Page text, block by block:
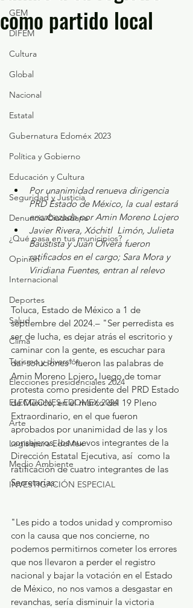
GEM
DIFEM
Cultura
Global
Nacional
Estatal
Gubernatura Edoméx 2023
Política y Gobierno
Educación y Cultura
Seguridad y Justicia
Denuncia Ciudadana
¿Qué pasa en tus municipios?
Opinión
Internacional
Deportes
Salud
Clima
Turismo y diversión
Elecciones presidenciales 2024
ELECCIONES EDOMEX 2024
Arte
Legislatura EdoMéx
Medio Ambiente
INVESTIGACIÓN ESPECIAL
como partido local
Por unanimidad renueva dirigencia
PRD Estado de México, la cual estará
encabezada por Amin Moreno Lojero
Javier Rivera, Xóchitl  Limón, Julieta
Baustista y Juan Olvera fueron
ratificados en el cargo; Sara Mora y
Viridiana Fuentes, entran al relevo
Toluca, Estado de México a 1 de
septiembre del 2024.– "Ser perredista es
ser de lucha, es dejar atrás el escritorio y
caminar con la gente, es escuchar para
dar soluciones" fueron las palabras de
Amin Moreno Lojero, luego de tomar
protesta como presidente del PRD Estado
de México, en el marco del 19 Pleno
Extraordinario, en el que fueron
aprobados por unanimidad de las y los
consejeros, los nuevos integrantes de la
Dirección Estatal Ejecutiva, así  como la
ratificación de cuatro integrantes de las
Secretarías.
"Les pido a todos unidad y compromiso
con la causa que nos concierne, no
podemos permitirnos cometer los errores
que nos llevaron a perder el registro
nacional y bajar la votación en el Estado
de México, no nos vamos a desgastar en
revanchas, sería disminuir la victoria